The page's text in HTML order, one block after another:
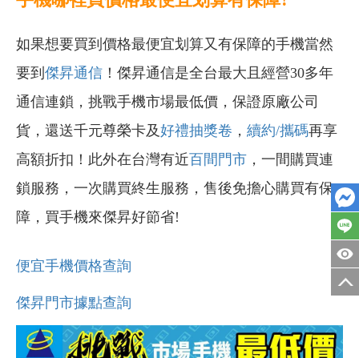
如果想要買到價格最便宜划算又有保障的手機當然
要到 傑昇通信 ！傑昇通信是全台最大且經營30多年
通信連鎖，挑戰手機市場最低價，保證原廠公司
貨，還送千元尊榮卡及好禮抽獎卷 ， 續約/攜碼再享
高額折扣！此外在台灣有近百間門市 ，一間購買連
鎖服務，一次購買終生服務，售後免擔心購買有保
障，買手機來傑昇好節省!
便宜手機價格查詢
傑昇門市據點查詢